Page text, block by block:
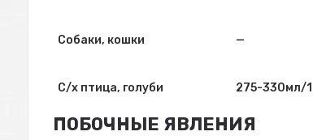
Собаки, кошки —
С/х птица, голуби 275-330мл/
ПОБОЧНЫЕ ЯВЛЕНИЯ